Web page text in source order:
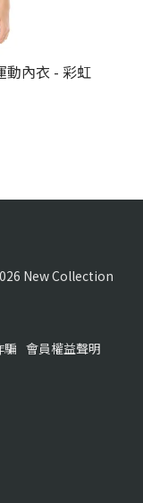
動內衣 - 彩虹
New Collection
騙 會員權益聲明